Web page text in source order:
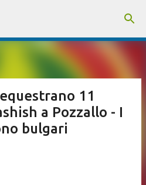
11
a Pozzallo - I
bulgari